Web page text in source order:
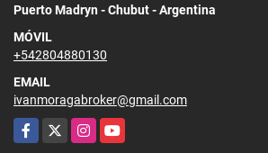
Puerto Madryn - Chubut - Argentina
MÓVIL
+542804880130
EMAIL
ivanmoragabroker@gmail.com
Facebook
X InstagramYouTube